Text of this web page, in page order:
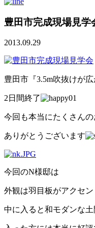
豊田市完成現場見学
2013.09.29
豊田市『3.5m吹抜けが
2日間終了
今回も本当にたくさん
ありがとうございます
今回のN様邸は
外観は羽目板がアクセ
中に入ると和モダンな